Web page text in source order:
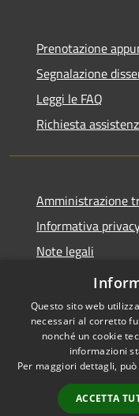
Prenotazione
Segnalazione
Leggi le FAQ
Richiesta
Amministrazione
Informativa
Note legali
Dichiarazione di
Accessibilità
Questo sito web
necessari al corretto
nonché un cookie
informazioni
Per maggiori dettagli,
ACCETTA